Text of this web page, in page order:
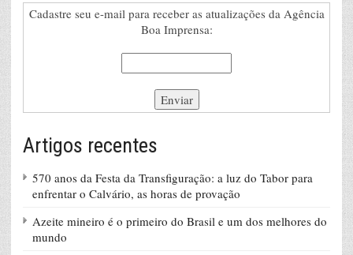
Cadastre seu e-mail para receber as atualizações da Agência
Boa Imprensa:
Artigos recentes
570 anos da Festa da Transfiguração: a luz do Tabor para
enfrentar o Calvário, as horas de provação
Azeite mineiro é o primeiro do Brasil e um dos melhores do
mundo